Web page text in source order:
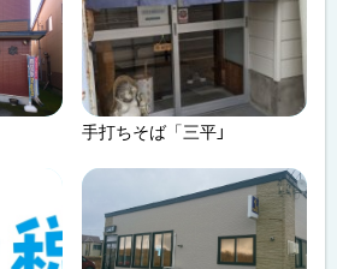
手打ちそば「三平」